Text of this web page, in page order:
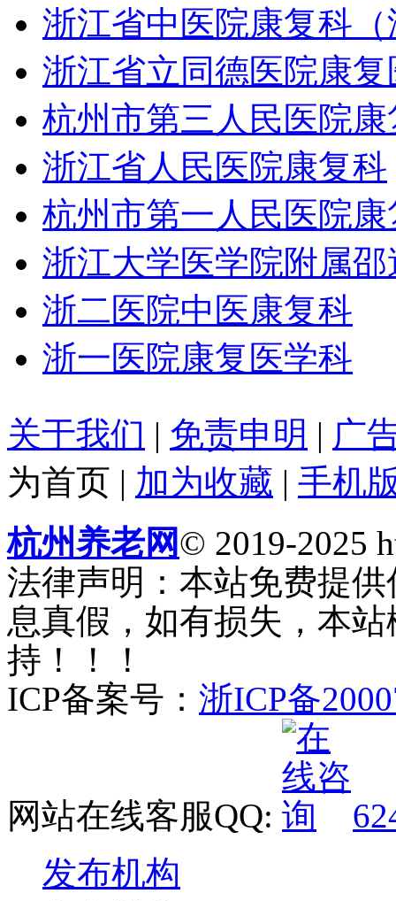
浙江省中医院康复科
浙江省立同德医院康
杭州市第三人民医院
浙江省人民医院康复科
杭州市第一人民医院
浙江大学医学院附属
浙二医院中医康复科
浙一医院康复医学科
关于我们 | 免责申明 | 广
为首页 | 加为收藏 | 手机
杭州养老网© 2019-2025
法律声明：本站免费提
息真假，如有损失，本
持！！！
ICP备案号： 浙ICP备
网站在线客服QQ:
发布机构